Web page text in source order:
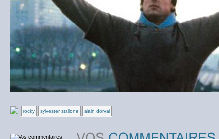
rocky sylvester stallone alain dorval